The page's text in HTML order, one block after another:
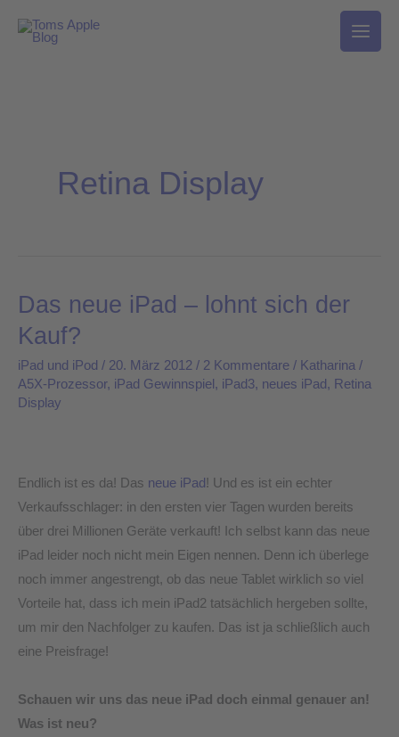
Inhalt
Retina Display
Das neue iPad – lohnt sich der
Kauf?
iPad und iPod / 20. März 2012 / 2 Kommentare / Katharina /
A5X-Prozessor, iPad Gewinnspiel , iPad3, neues iPad, Retina
Display
Endlich ist es da! Das neue iPad! Und es ist ein echter
Verkaufsschlager: in den ersten vier Tagen wurden bereits
über drei Millionen Geräte verkauft! Ich selbst kann das neue
iPad leider noch nicht mein Eigen nennen. Denn ich überlege
noch immer angestrengt, ob das neue Tablet wirklich so viel
Vorteile hat, dass ich mein iPad2 tatsächlich hergeben sollte,
um mir den Nachfolger zu kaufen. Das ist ja schließlich auch
eine Preisfrage!
Schauen wir uns das neue iPad doch einmal genauer an!
Was ist neu?
Das
neue
iPad
–
lohnt